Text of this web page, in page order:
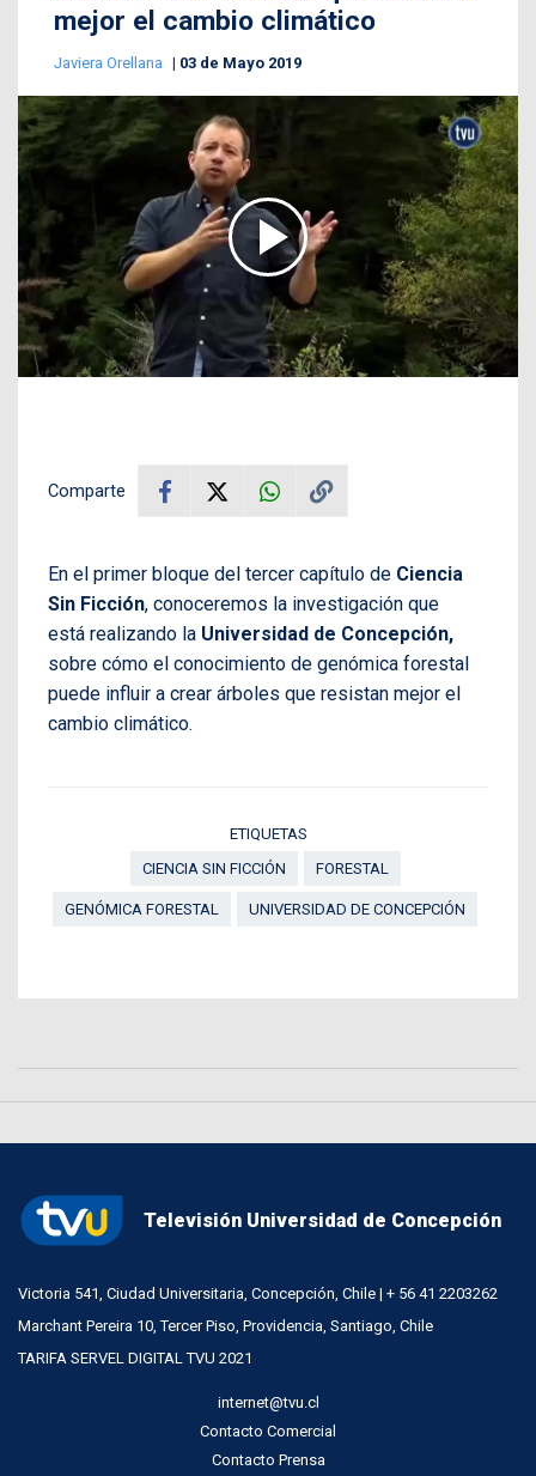
mejor el cambio climático
Javiera Orellana 03 de Mayo 2019
Comparte
En el primer bloque del tercer capítulo de Ciencia
Sin Ficción, conoceremos la investigación que
está realizando la Universidad de Concepción,
sobre cómo el conocimiento de genómica forestal
puede influir a crear árboles que resistan mejor el
cambio climático.
ETIQUETAS
CIENCIA SIN FICCIÓN
FORESTAL
GENÓMICA FORESTAL UNIVERSIDAD DE CONCEPCIÓN
Televisión Universidad de Concepción
Victoria 541, Ciudad Universitaria, Concepción, Chile | + 56 41 2203262
Marchant Pereira 10, Tercer Piso, Providencia, Santiago, Chile
TARIFA SERVEL DIGITAL TVU 2021
internet@tvu.cl
Contacto Comercial
Contacto Prensa